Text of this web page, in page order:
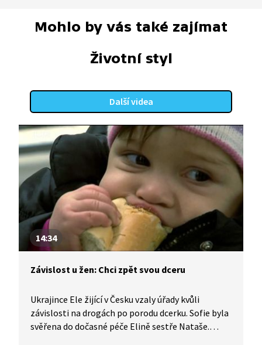
Mohlo by vás také zajímat
Životní styl
Další videa
14:34
Závislost u žen: Chci zpět svou dceru
Ukrajince Ele žijící v Česku vzaly úřady kvůli
závislosti na drogách po porodu dcerku. Sofie byla
svěřena do dočasné péče Elině sestře Nataše.